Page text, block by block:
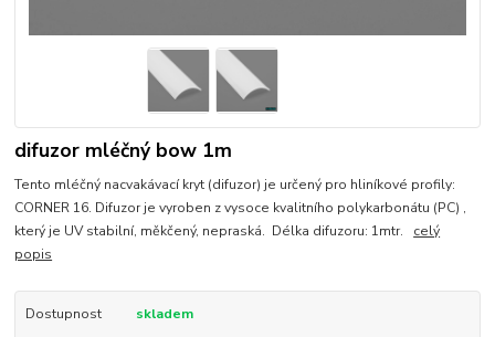
difuzor mléčný bow 1m
Tento mléčný nacvakávací kryt (difuzor) je určený pro hliníkové profily:
CORNER 16. Difuzor je vyroben z vysoce kvalitního polykarbonátu (PC) ,
který je UV stabilní, měkčený, nepraská. Délka difuzoru: 1mtr. celý
popis
Dostupnost skladem